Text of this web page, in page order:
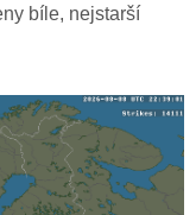
bíle, nejstarší